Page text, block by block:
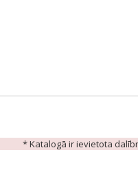
* Katalogā ir ievietota